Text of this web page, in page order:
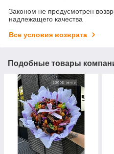
Законом не предусмотрен
надлежащего качества
Все условия возврата
Подобные товары